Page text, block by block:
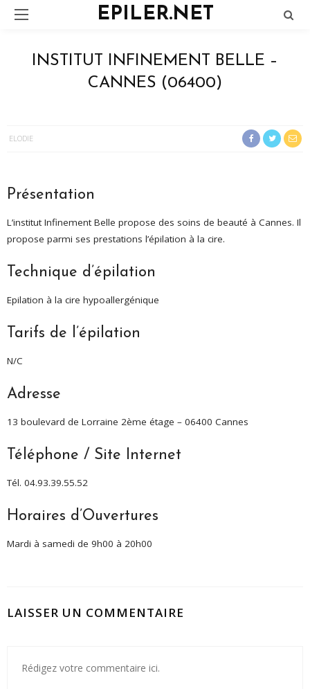
EPILER.NET
INSTITUT INFINEMENT BELLE –
CANNES (06400)
ELODIE
Présentation
L’institut Infinement Belle propose des soins de beauté à Cannes. Il
propose parmi ses prestations l’épilation à la cire.
Technique d’épilation
Epilation à la cire hypoallergénique
Tarifs de l’épilation
N/C
Adresse
13 boulevard de Lorraine 2ème étage – 06400 Cannes
Téléphone / Site Internet
Tél. 04.93.39.55.52
Horaires d’Ouvertures
Mardi à samedi de 9h00 à 20h00
LAISSER UN COMMENTAIRE